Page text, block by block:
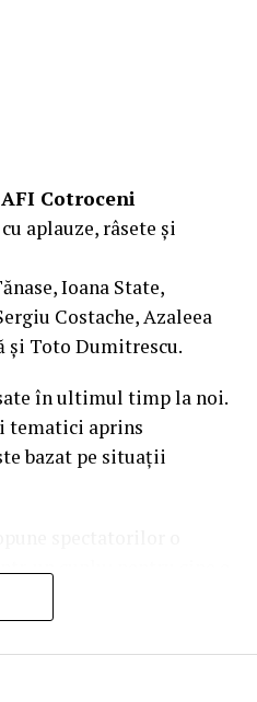
Cotroceni
aplauze, râsete și
Ioana State,
Costache, Azaleea
și Toto Dumitrescu.
în ultimul timp la noi.
tematici aprins
bazat pe situații
un cuplu: pentru cine e
o duc la bun
o altă viziune
pentru a